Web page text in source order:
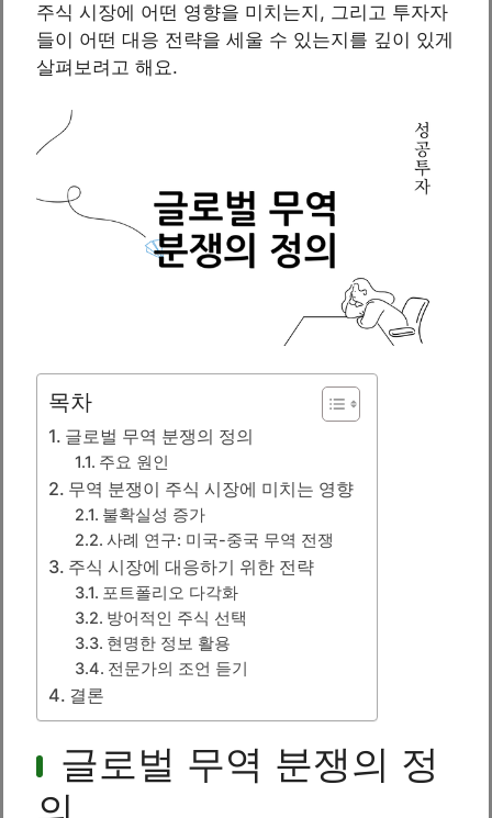
주식 시장에 어떤 영향을 미치는지, 그리고 투자자
들이 어떤 대응 전략을 세울 수 있는지를 깊이 있게
살펴보려고 해요.
목차
글로벌 무역 분쟁의 정의
주요 원인
무역 분쟁이 주식 시장에 미치는 영향
불확실성 증가
사례 연구: 미국-중국 무역 전쟁
주식 시장에 대응하기 위한 전략
포트폴리오 다각화
방어적인 주식 선택
현명한 정보 활용
전문가의 조언 듣기
결론
글로벌 무역 분쟁의 정